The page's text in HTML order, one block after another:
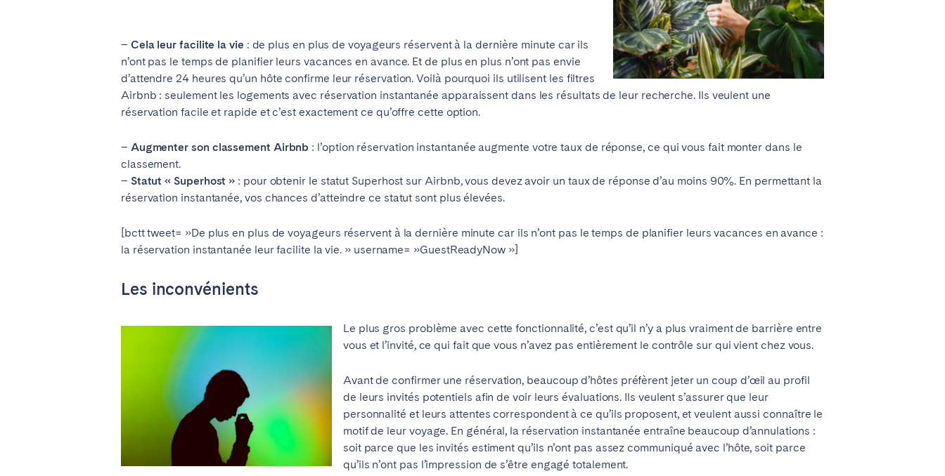
– Cela leur facilite la vie : de plus en plus de voyageurs réservent à la dernière minute car ils
n’ont pas le temps de planifier leurs vacances en avance. Et de plus en plus n’ont pas envie
d’attendre 24 heures qu’un hôte confirme leur réservation. Voilà pourquoi ils utilisent les filtres
Airbnb : seulement les logements avec réservation instantanée apparaissent dans les résultats de leur recherche. Ils veulent une
réservation facile et rapide et c’est exactement ce qu’offre cette option.
– Augmenter son classement Airbnb : l’option réservation instantanée augmente votre taux de réponse, ce qui vous fait monter dans le
classement.
– Statut « Superhost » : pour obtenir le statut Superhost sur Airbnb, vous devez avoir un taux de réponse d’au moins 90%. En permettant la
réservation instantanée, vos chances d’atteindre ce statut sont plus élevées.
[bctt tweet= »De plus en plus de voyageurs réservent à la dernière minute car ils n’ont pas le temps de planifier leurs vacances en avance :
la réservation instantanée leur facilite la vie. » username= »GuestReadyNow »]
Les inconvénients
Le plus gros problème avec cette fonctionnalité, c’est qu’il n’y a plus vraiment de barrière entre
vous et l’invité, ce qui fait que vous n’avez pas entièrement le contrôle sur qui vient chez vous.
Avant de confirmer une réservation, beaucoup d’hôtes préfèrent jeter un coup d’œil au profil
de leurs invités potentiels afin de voir leurs évaluations. Ils veulent s’assurer que leur
personnalité et leurs attentes correspondent à ce qu’ils proposent, et veulent aussi connaître le
motif de leur voyage. En général, la réservation instantanée entraîne beaucoup d’annulations :
soit parce que les invités estiment qu’ils n’ont pas assez communiqué avec l’hôte, soit parce
qu’ils n’ont pas l’impression de s’être engagé totalement.
Zug
ÉMIRATS ARABES UNIS
ROYAUME-UNI
ANGLETERRE
Bath
Birmingham Bristol
Manchester
Edinburgh
Cardiff
PORTUGAL
Albufeira Aveiro Beja Braga
Coimbra
Évora
Leiria Lisbonne Porto
Setúbal
Viana do Castelo
Choisir la langue Fermer